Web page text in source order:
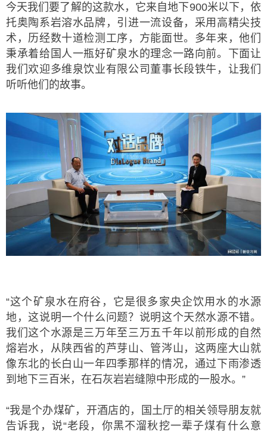
今天我们要了解的这款水，它来自地下900米以下，依
托奥陶系岩溶水品牌，引进一流设备，采用高精尖技
术，历经数十道检测工序，方能面世。多年来，他们
秉承着给国人一瓶好矿泉水的理念一路向前。下面让
我们欢迎多维泉饮业有限公司董事长段铁牛，让我们
听听他们的故事。
“这个矿泉水在府谷，它是很多家央企饮用水的水源
地，这说明一个什么问题？说明这个天然水源不错。
我们这个水源是三万年至三万五千年以前形成的自然
熔岩水，从陕西省的芦芽山、管涔山，这两座大山就
像东北的长白山一年四季那样的情况，通过下雨渗透
到地下三百米，在石灰岩岩缝隙中形成的一股水。”
“我是个办煤矿，开酒店的，国土厅的相关领导朋友就
告诉我，说“老段，你黑不溜秋挖一辈子煤有什么意